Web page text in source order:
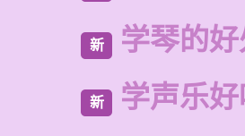
新 学琴的
新 学声乐